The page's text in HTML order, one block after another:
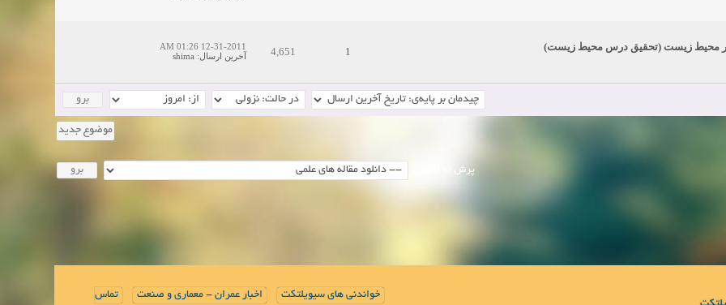
محیط زیست (تحقیق درس محیط زیست) 1
4,651
12-31-2011 01:26 AM
آخرین ارسال:
shima
موضوع جدید
پرش به انجمن:
خواندنی های سیویلتکت اخبار عمران - معماری و صنعت تماس